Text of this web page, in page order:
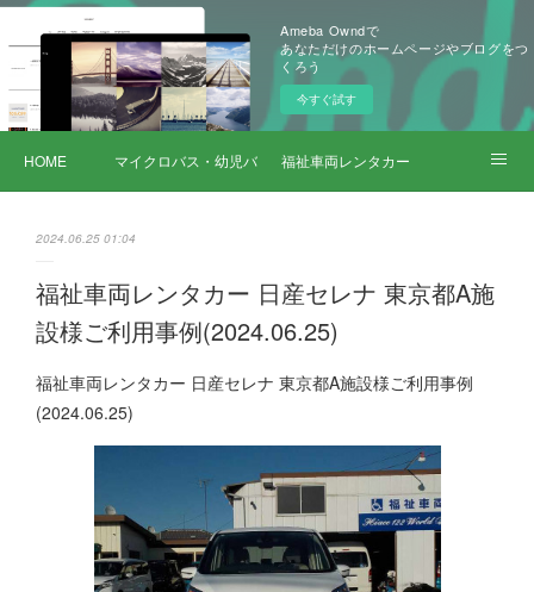
Ameba Owndで
あなただけのホームページやブログをつ
くろう
今すぐ試す
HOME マイクロバス・幼児バス レンタカー福祉車両レンタカー
2024.06.25 01:04
福祉車両レンタカー 日産セレナ 東京都A施
設様ご利用事例(2024.06.25)
福祉車両レンタカー 日産セレナ 東京都A施設様ご利用事例
(2024.06.25)